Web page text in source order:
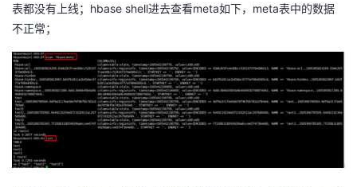
表都没有上线； hbase shell进去查看meta如下， meta表中的数据
不正常；